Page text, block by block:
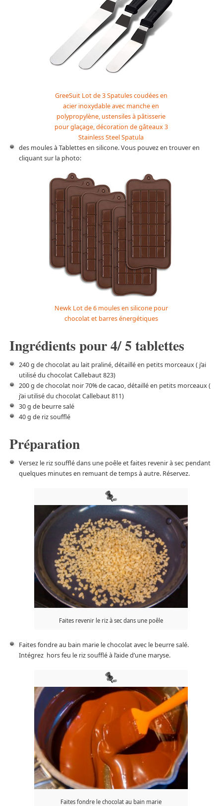
GreeSuit Lot de 3 Spatules coudées en
acier inoxydable avec manche en
polypropylène, ustensiles à pâtisserie
pour glaçage, décoration de gâteaux 3
Stainless Steel Spatula
des moules à Tablettes en silicone. Vous pouvez en trouver en
cliquant sur la photo:
Newk Lot de 6 moules en silicone pour
chocolat et barres énergétiques
Ingrédients pour 4/ 5 tablettes
240 g de chocolat au lait praliné, détaillé en petits morceaux ( j’ai
utilisé du chocolat Callebaut 823)
200 g de chocolat noir 70% de cacao, détaillé en petits morceaux (
j’ai utilisé du chocolat Callebaut 811)
30 g de beurre salé
40 g de riz soufflé
Préparation
Versez le riz soufflé dans une poêle et faites revenir à sec pendant
quelques minutes en remuant de temps à autre. Réservez.
Faites revenir le riz à sec dans une poêle
Faites fondre au bain marie le chocolat avec le beurre salé.
Intégrez hors feu le riz soufflé à l’aide d’une maryse.
Faites fondre le chocolat au bain marie